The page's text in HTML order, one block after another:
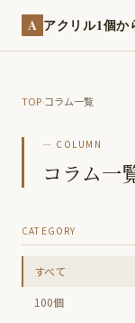
A アクリル1個か
TOP›コラム一覧
— COLUMN
コラム一
CATEGORY
すべて
100個